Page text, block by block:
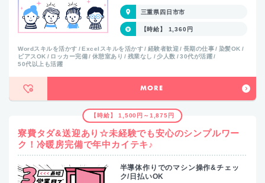
三重県四日市市
【時給】 1,360円
Wordスキルを活かす Excelスキルを活かす 経験者歓迎 長期の仕事
染髪OK
ピアスOK
ロッカー完備 休憩室あり 残業なし 少人数
30代が活躍
50代以上も活躍
MORE
【時給】 1,500円～1,875円
寮費タダ&送迎あり☆未経験でも安心のシンプルワー
ク！冷暖房完備で年中カイテキ♪
半導体作りでのマシン操作&チェッ
ク/日払いOK